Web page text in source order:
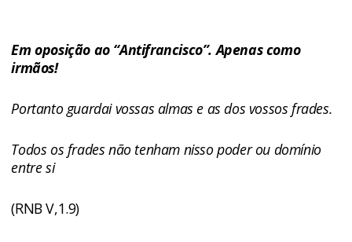
Em oposição ao “Antifrancisco”. Apenas como
irmãos!
Portanto guardai vossas almas e as dos vossos frades.
Todos os frades não tenham nisso poder ou domínio
entre si
(RNB V,1.9)